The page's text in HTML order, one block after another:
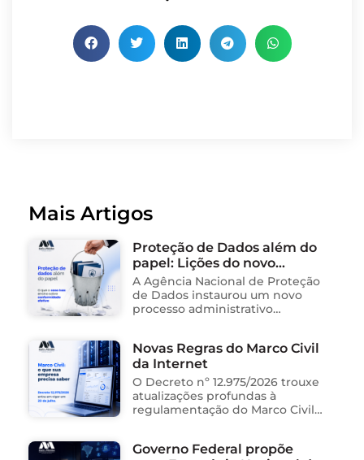
Mais Artigos
Proteção de Dados além do
papel: Lições do novo
processo sancionador da
ANPD
A Agência Nacional de Proteção
de Dados instaurou um novo
processo administrativo
organização social responsável
pela gestão de unidades
públicas de saúde …
Novas Regras do Marco Civil
da Internet
O Decreto nº 12.975/2026 trouxe
atualizações profundas à
regulamentação do Marco Civil
operações de empresas de
Governo Federal propõe